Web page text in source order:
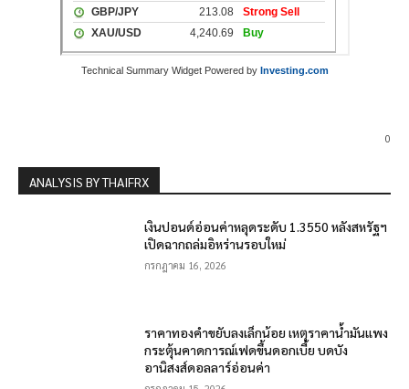
Technical Summary Widget Powered by Investing.com
0
ANALYSIS BY THAIFRX
เงินปอนด์อ่อนค่าหลุดระดับ 1.3550 หลังสหรัฐฯ
เปิดฉากถล่มอิหร่านรอบใหม่
กรกฎาคม 16, 2026
ราคาทองคำขยับลงเล็กน้อย เหตุราคาน้ำมันแพง
กระตุ้นคาดการณ์เฟดขึ้นดอกเบี้ย บดบัง
อานิสงส์ดอลลาร์อ่อนค่า